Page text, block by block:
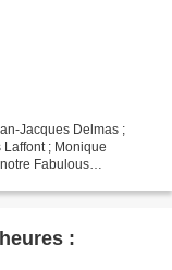
Jacques Delmas ;
; Monique
Fabulous
: